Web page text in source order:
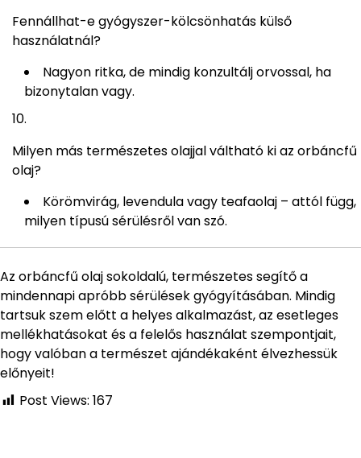
Fennállhat-e gyógyszer-kölcsönhatás külső
használatnál?
Nagyon ritka, de mindig konzultálj orvossal, ha
bizonytalan vagy.
Milyen más természetes olajjal váltható ki az orbáncfű
olaj?
Körömvirág, levendula vagy teafaolaj – attól függ,
milyen típusú sérülésről van szó.
Az orbáncfű olaj sokoldalú, természetes segítő a
mindennapi apróbb sérülések gyógyításában. Mindig
tartsuk szem előtt a helyes alkalmazást, az esetleges
mellékhatásokat és a felelős használat szempontjait,
hogy valóban a természet ajándékaként élvezhessük
előnyeit!
Post Views: 167